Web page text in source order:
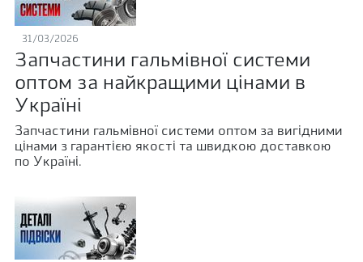
31/03/2026
Запчастини гальмівної системи
оптом за найкращими цінами в
Україні
Запчастини гальмівної системи оптом за вигідними
цінами з гарантією якості та швидкою доставкою
по Україні.